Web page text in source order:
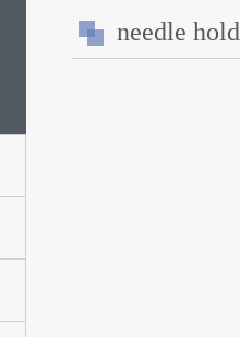
needle